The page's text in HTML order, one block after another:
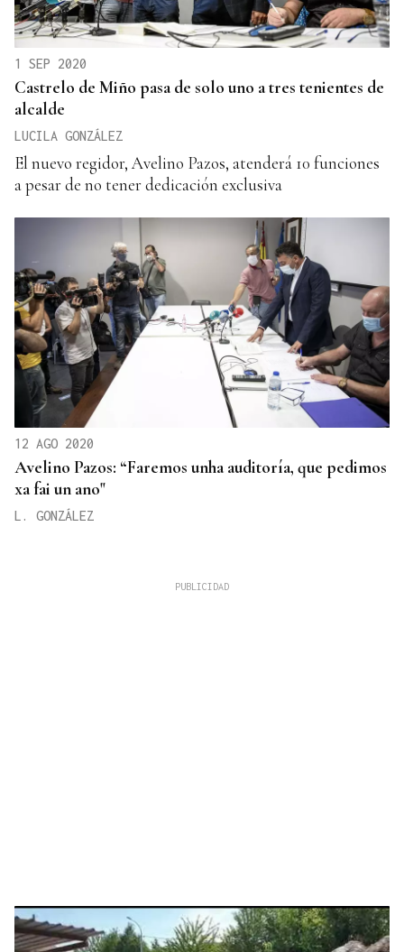
1 SEP 2020
Castrelo de Miño pasa de solo uno a tres tenientes de
alcalde
LUCILA GONZÁLEZ
El nuevo regidor, Avelino Pazos, atenderá 10 funciones
a pesar de no tener dedicación exclusiva
12 AGO 2020
Avelino Pazos: “Faremos unha auditoría, que pedimos
xa fai un ano"
L. GONZÁLEZ